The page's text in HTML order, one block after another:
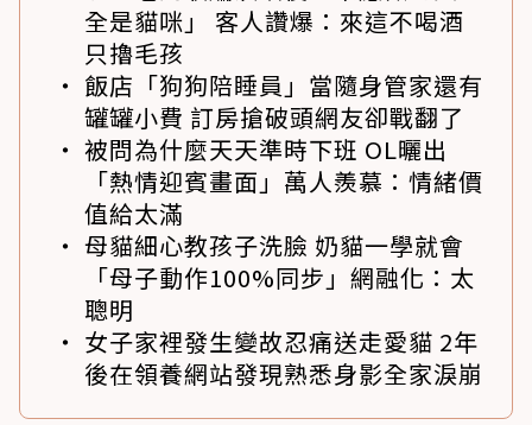
全是貓咪」 客人讚爆：來這不喝酒
只擼毛孩
飯店「狗狗陪睡員」當隨身管家還有
罐罐小費 訂房搶破頭網友卻戰翻了
被問為什麼天天準時下班 OL曬出
「熱情迎賓畫面」萬人羨慕：情緒價
值給太滿
母貓細心教孩子洗臉 奶貓一學就會
「母子動作100%同步」網融化：太
聰明
女子家裡發生變故忍痛送走愛貓 2年
後在領養網站發現熟悉身影全家淚崩